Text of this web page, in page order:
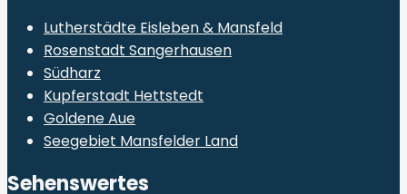
Lutherstädte Eisleben & Mansfeld
Rosenstadt Sangerhausen
Südharz
Kupferstadt Hettstedt
Goldene Aue
Seegebiet Mansfelder Land
Sehenswertes